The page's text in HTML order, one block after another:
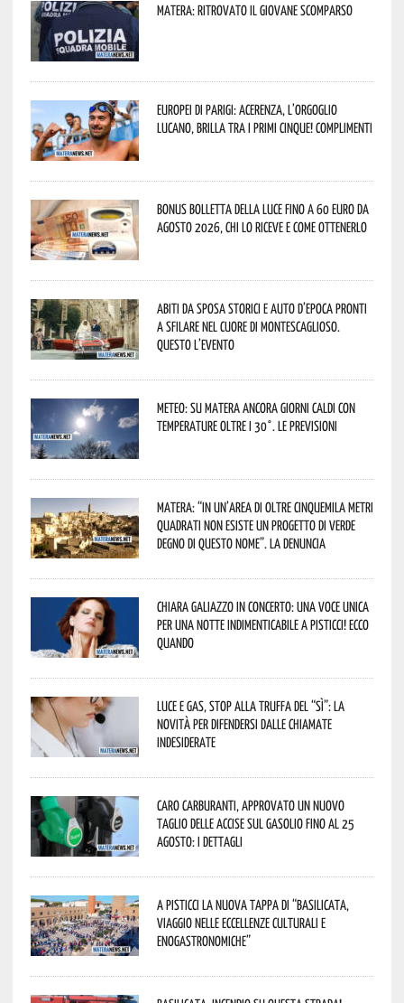
Matera: ritrovato il giovane scomparso
Europei di Parigi: Acerenza, l’orgoglio
lucano, brilla tra i primi cinque! Complimenti
Bonus bolletta della luce fino a 60 euro da
agosto 2026, chi lo riceve e come ottenerlo
Abiti da sposa storici e auto d’epoca pronti
a sfilare nel cuore di Montescaglioso.
Questo l’evento
Meteo: su Matera ancora giorni caldi con
temperature oltre i 30°. Le previsioni
Matera: “In un’area di oltre cinquemila metri
quadrati non esiste un progetto di verde
degno di questo nome”. La denuncia
Chiara Galiazzo in concerto: una voce unica
per una notte indimenticabile a Pisticci! Ecco
quando
Luce e gas, stop alla truffa del “Sì”: la
novità per difendersi dalle chiamate
indesiderate
Caro carburanti, approvato un nuovo
taglio delle accise sul gasolio fino al 25
agosto: i dettagli
A Pisticci la nuova tappa di “Basilicata,
viaggio nelle eccellenze culturali e
enogastronomiche”